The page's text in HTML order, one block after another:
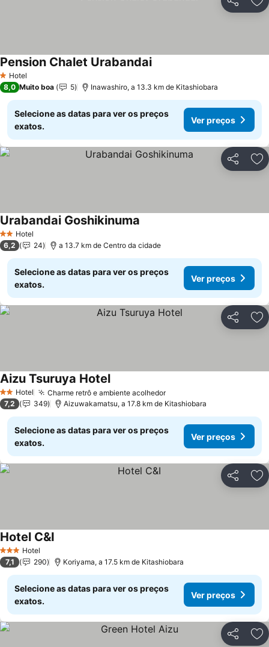
Partilhar
1 Estrelas
Hotel
Pension Chalet Urabandai
8,0 Muito boa 5 Inawashiro, a 13.3 km de Kitashiobara
Selecione as datas para ver os preços
exatos.
Ver preços
Partilhar
2 Estrelas
Hotel
Urabandai Goshikinuma
6,2 24 a 13.7 km de Centro da cidade
Selecione as datas para ver os preços
exatos.
Ver preços
Partilhar
2 Estrelas
Hotel Charme retrô e ambiente acolhedor
Aizu Tsuruya Hotel
7,2 349 Aizuwakamatsu, a 17.8 km de Kitashiobara
Selecione as datas para ver os preços
exatos.
Ver preços
Partilhar
3 EstrelasHotel
Hotel C&I
7,1 290 Koriyama, a 17.5 km de Kitashiobara
Selecione as datas para ver os preços
exatos.
Ver preços
Partilhar